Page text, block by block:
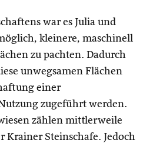
war es Julia und
kleinere, maschinell
zu pachten. Dadurch
unwegsamen Flächen
einer
zugeführt werden.
zählen mittlerweile
Krainer Steinschafe. Jedoch